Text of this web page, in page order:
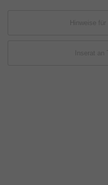
Hinweise für
Inserat an